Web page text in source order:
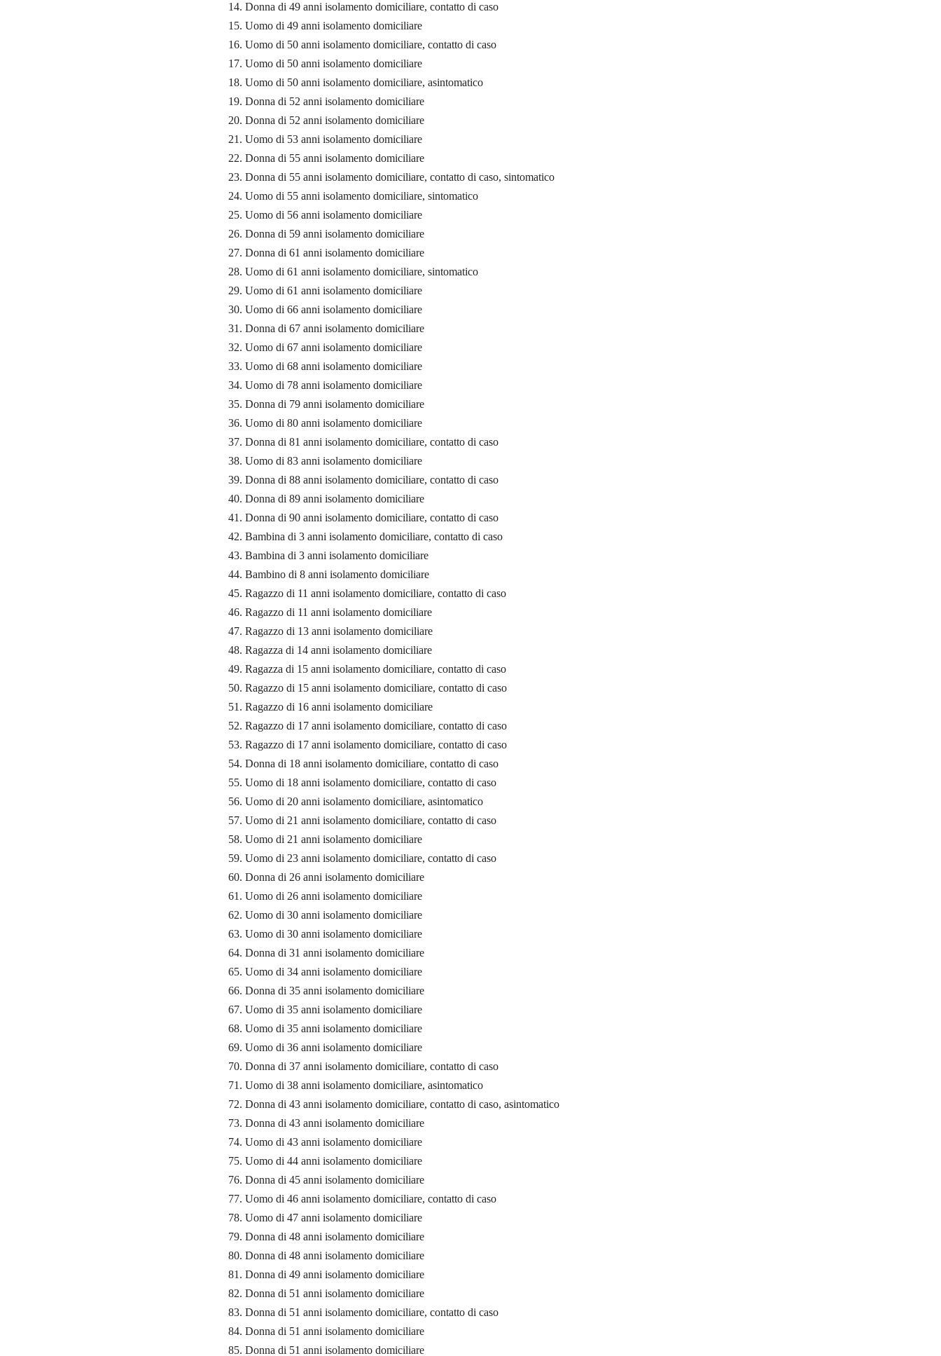
14. Donna di 49 anni isolamento domiciliare, contatto di caso
15. Uomo di 49 anni isolamento domiciliare
16. Uomo di 50 anni isolamento domiciliare, contatto di caso
17. Uomo di 50 anni isolamento domiciliare
18. Uomo di 50 anni isolamento domiciliare, asintomatico
19. Donna di 52 anni isolamento domiciliare
20. Donna di 52 anni isolamento domiciliare
21. Uomo di 53 anni isolamento domiciliare
22. Donna di 55 anni isolamento domiciliare
23. Donna di 55 anni isolamento domiciliare, contatto di caso, sintomatico
24. Uomo di 55 anni isolamento domiciliare, sintomatico
25. Uomo di 56 anni isolamento domiciliare
26. Donna di 59 anni isolamento domiciliare
27. Donna di 61 anni isolamento domiciliare
28. Uomo di 61 anni isolamento domiciliare, sintomatico
29. Uomo di 61 anni isolamento domiciliare
30. Uomo di 66 anni isolamento domiciliare
31. Donna di 67 anni isolamento domiciliare
32. Uomo di 67 anni isolamento domiciliare
33. Uomo di 68 anni isolamento domiciliare
34. Uomo di 78 anni isolamento domiciliare
35. Donna di 79 anni isolamento domiciliare
36. Uomo di 80 anni isolamento domiciliare
37. Donna di 81 anni isolamento domiciliare, contatto di caso
38. Uomo di 83 anni isolamento domiciliare
39. Donna di 88 anni isolamento domiciliare, contatto di caso
40. Donna di 89 anni isolamento domiciliare
41. Donna di 90 anni isolamento domiciliare, contatto di caso
42. Bambina di 3 anni isolamento domiciliare, contatto di caso
43. Bambina di 3 anni isolamento domiciliare
44. Bambino di 8 anni isolamento domiciliare
45. Ragazzo di 11 anni isolamento domiciliare, contatto di caso
46. Ragazzo di 11 anni isolamento domiciliare
47. Ragazzo di 13 anni isolamento domiciliare
48. Ragazza di 14 anni isolamento domiciliare
49. Ragazza di 15 anni isolamento domiciliare, contatto di caso
50. Ragazzo di 15 anni isolamento domiciliare, contatto di caso
51. Ragazzo di 16 anni isolamento domiciliare
52. Ragazzo di 17 anni isolamento domiciliare, contatto di caso
53. Ragazzo di 17 anni isolamento domiciliare, contatto di caso
54. Donna di 18 anni isolamento domiciliare, contatto di caso
55. Uomo di 18 anni isolamento domiciliare, contatto di caso
56. Uomo di 20 anni isolamento domiciliare, asintomatico
57. Uomo di 21 anni isolamento domiciliare, contatto di caso
58. Uomo di 21 anni isolamento domiciliare
59. Uomo di 23 anni isolamento domiciliare, contatto di caso
60. Donna di 26 anni isolamento domiciliare
61. Uomo di 26 anni isolamento domiciliare
62. Uomo di 30 anni isolamento domiciliare
63. Uomo di 30 anni isolamento domiciliare
64. Donna di 31 anni isolamento domiciliare
65. Uomo di 34 anni isolamento domiciliare
66. Donna di 35 anni isolamento domiciliare
67. Uomo di 35 anni isolamento domiciliare
68. Uomo di 35 anni isolamento domiciliare
69. Uomo di 36 anni isolamento domiciliare
70. Donna di 37 anni isolamento domiciliare, contatto di caso
71. Uomo di 38 anni isolamento domiciliare, asintomatico
72. Donna di 43 anni isolamento domiciliare, contatto di caso, asintomatico
73. Donna di 43 anni isolamento domiciliare
74. Uomo di 43 anni isolamento domiciliare
75. Uomo di 44 anni isolamento domiciliare
76. Donna di 45 anni isolamento domiciliare
77. Uomo di 46 anni isolamento domiciliare, contatto di caso
78. Uomo di 47 anni isolamento domiciliare
79. Donna di 48 anni isolamento domiciliare
80. Donna di 48 anni isolamento domiciliare
81. Donna di 49 anni isolamento domiciliare
82. Donna di 51 anni isolamento domiciliare
83. Donna di 51 anni isolamento domiciliare, contatto di caso
84. Donna di 51 anni isolamento domiciliare
85. Donna di 51 anni isolamento domiciliare